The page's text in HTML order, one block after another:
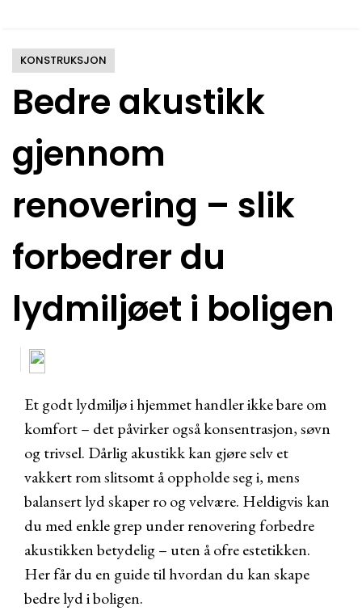
Bedre akustikk
gjennom
renovering – slik
forbedrer du
lydmiljøet i boligen
KONSTRUKSJON
Et godt lydmiljø i hjemmet handler ikke bare om
komfort – det påvirker også konsentrasjon, søvn
og trivsel. Dårlig akustikk kan gjøre selv et
vakkert rom slitsomt å oppholde seg i, mens
balansert lyd skaper ro og velvære. Heldigvis kan
du med enkle grep under renovering forbedre
akustikken betydelig – uten å ofre estetikken.
Her får du en guide til hvordan du kan skape
bedre lyd i boligen.